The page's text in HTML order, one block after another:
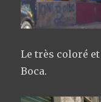
Le très coloré
Boca.